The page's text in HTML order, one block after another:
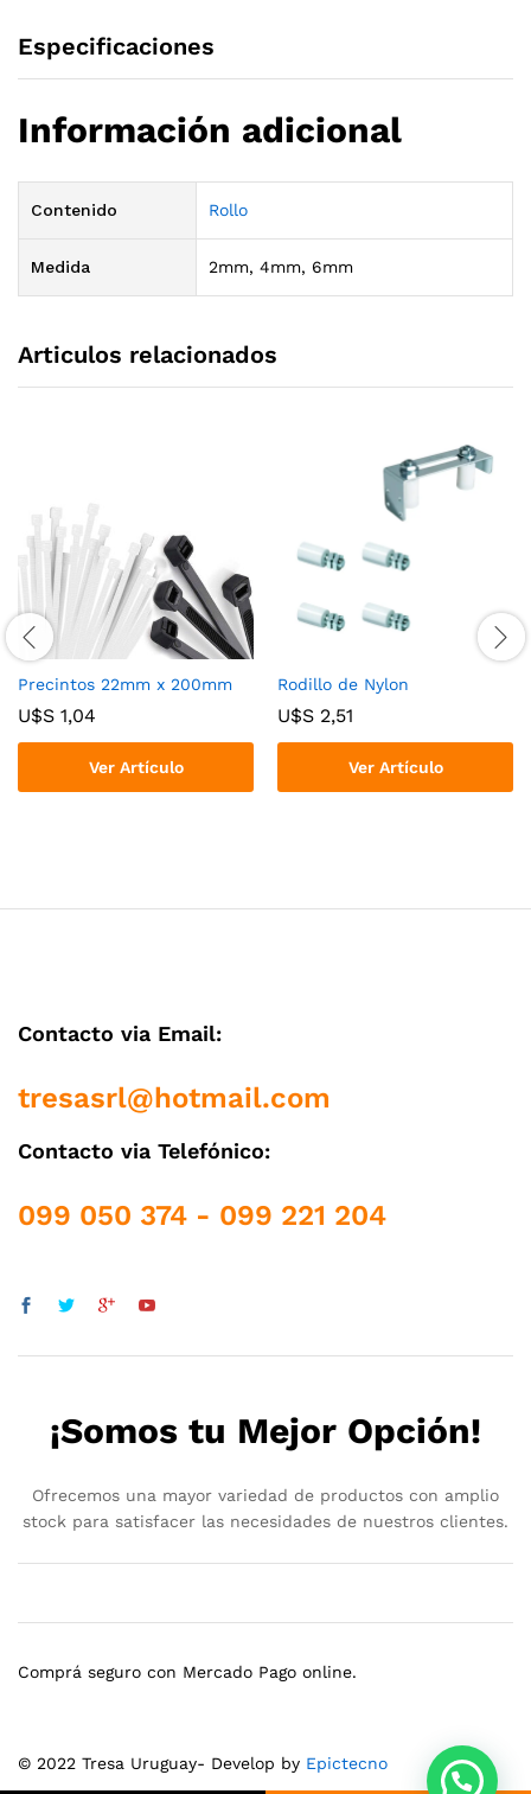
Especificaciones
Información adicional
Contenido Rollo
Medida 2mm, 4mm, 6mm
Articulos relacionados
Precintos 22mm x 200mm
U$S 1,04
Ver Artículo
Rodillo de Nylon
U$S 2,51
Ver Artículo
Contacto via Email:
tresasrl@hotmail.com
Contacto via Telefónico:
099 050 374 - 099 221 204
¡Somos tu Mejor Opción!
Ofrecemos una mayor variedad de productos con amplio
stock para satisfacer las necesidades de nuestros clientes.
© 2022 Tresa Uruguay- Develop by Epictecno
Comprá seguro con Mercado Pago online.